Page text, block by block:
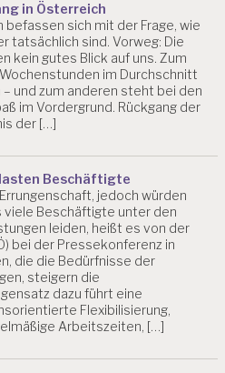
in Österreich
befassen sich mit der Frage, wie
tatsächlich sind. Vorweg: Die
kein gutes Blick auf uns. Zum
im Durchschnitt
und zum anderen steht bei den
im Vordergrund. Rückgang der
der […]
Beschäftigte
jedoch würden
viele Beschäftigte unter den
leiden, heißt es von der
bei der Pressekonferenz in
die die Bedürfnisse der
steigern die
dazu führt eine
Flexibilisierung,
Arbeitszeiten, […]